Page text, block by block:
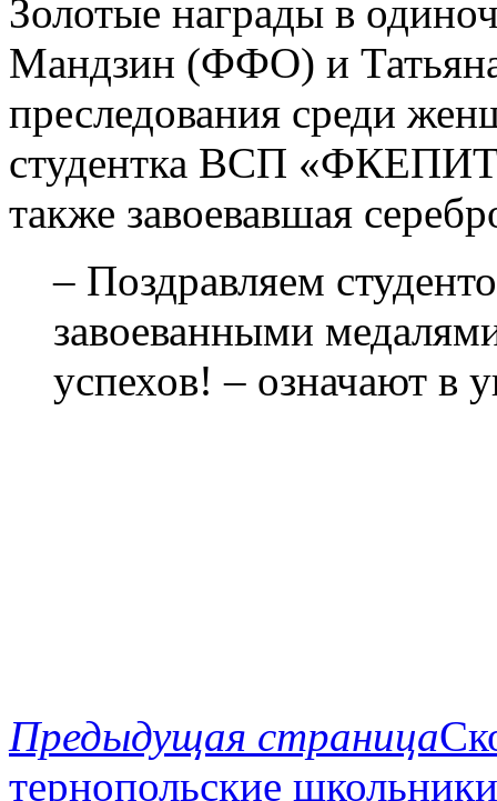
Золотые награды в
Мaндзин (ФФО) и
преследования среди
студентка ВСП
также завоевавшая
– Поздравляем
завоеванными
успехов! – означают в
Предыдущая страница
тернопольские